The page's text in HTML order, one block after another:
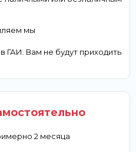
мы
ГАИ. Вам не будут приходить
2 месяца